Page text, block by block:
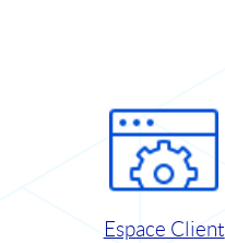
Espace Client